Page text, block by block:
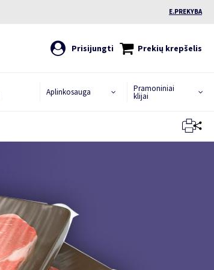
E.PREKYBA
Prisijungti Prekių krepšelis
Aplinkosauga Pramoniniai
klijai